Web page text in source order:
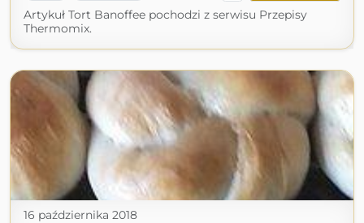
Artykuł Tort Banoffee pochodzi z serwisu Przepisy
Thermomix.
16 października 2018